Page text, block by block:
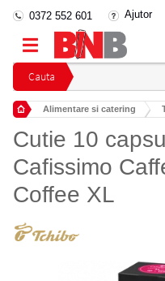
Cauta
0372 552 601 Ajutor
Alimentare si catering
Cutie 10
Cafissimo
Coffee XL